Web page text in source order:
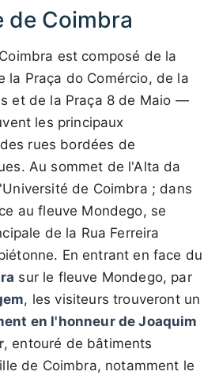
de Coimbra
est composé de la
la Praça do Comércio, de la
et de la Praça 8 de Maio —
les principaux
rues bordées de
Au sommet de l'Alta da
de Coimbra ; dans
au fleuve Mondego, se
de la Rua Ferreira
En entrant en face du
sur le fleuve Mondego, par
, les visiteurs trouveront un
en l'honneur de Joaquim
, entouré de bâtiments
de Coimbra, notamment le